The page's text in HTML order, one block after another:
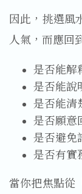
因此，挑選風
人氣，而應回
是否能解
是否能說
是否能清
是否願意
是否避免
是否有實
當你把焦點從